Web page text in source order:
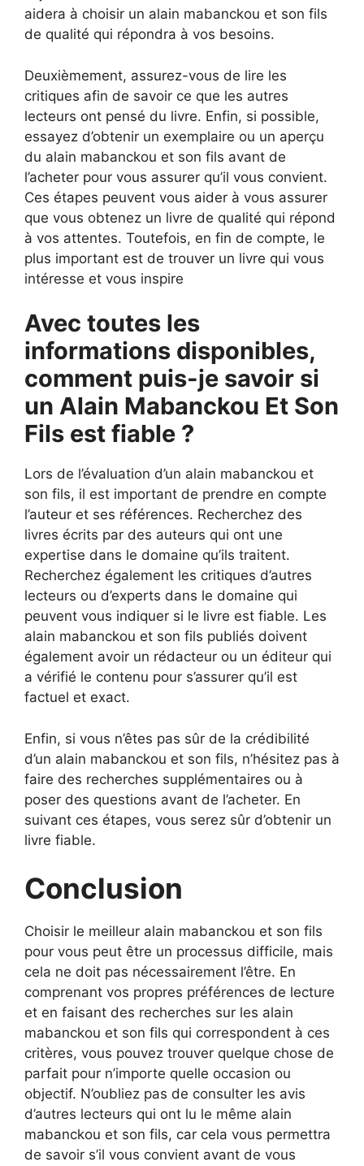
aidera à choisir un alain mabanckou et son fils
de qualité qui répondra à vos besoins.
Deuxièmement, assurez-vous de lire les
critiques afin de savoir ce que les autres
lecteurs ont pensé du livre. Enfin, si possible,
essayez d’obtenir un exemplaire ou un aperçu
du alain mabanckou et son fils avant de
l’acheter pour vous assurer qu’il vous convient.
Ces étapes peuvent vous aider à vous assurer
que vous obtenez un livre de qualité qui répond
à vos attentes. Toutefois, en fin de compte, le
plus important est de trouver un livre qui vous
intéresse et vous inspire
Avec toutes les
informations disponibles,
comment puis-je savoir si
un Alain Mabanckou Et Son
Fils est fiable ?
Lors de l’évaluation d’un alain mabanckou et
son fils, il est important de prendre en compte
l’auteur et ses références. Recherchez des
livres écrits par des auteurs qui ont une
expertise dans le domaine qu’ils traitent.
Recherchez également les critiques d’autres
lecteurs ou d’experts dans le domaine qui
peuvent vous indiquer si le livre est fiable. Les
alain mabanckou et son fils publiés doivent
également avoir un rédacteur ou un éditeur qui
a vérifié le contenu pour s’assurer qu’il est
factuel et exact.
Enfin, si vous n’êtes pas sûr de la crédibilité
d’un alain mabanckou et son fils, n’hésitez pas à
faire des recherches supplémentaires ou à
poser des questions avant de l’acheter. En
suivant ces étapes, vous serez sûr d’obtenir un
livre fiable.
Conclusion
Choisir le meilleur alain mabanckou et son fils
pour vous peut être un processus difficile, mais
cela ne doit pas nécessairement l’être. En
comprenant vos propres préférences de lecture
et en faisant des recherches sur les alain
mabanckou et son fils qui correspondent à ces
critères, vous pouvez trouver quelque chose de
parfait pour n’importe quelle occasion ou
objectif. N’oubliez pas de consulter les avis
d’autres lecteurs qui ont lu le même alain
mabanckou et son fils, car cela vous permettra
de savoir s’il vous convient avant de vous